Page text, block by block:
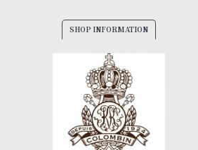
SHOP INFORMATION